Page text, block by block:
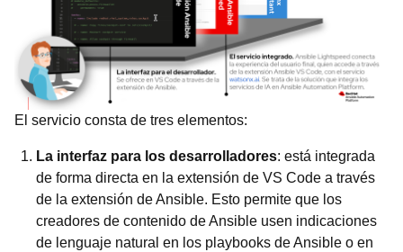
El servicio consta de tres elementos:
La interfaz para los desarrolladores: está integrada
de forma directa en la extensión de VS Code a través
de la extensión de Ansible. Esto permite que los
creadores de contenido de Ansible usen indicaciones
de lenguaje natural en los playbooks de Ansible o en